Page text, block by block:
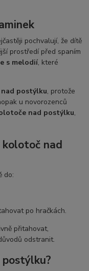
pochvalují, že dítě
prostředí před spaním
s melodií, které
postýlku, protože
u novorozenců
nad postýlku,
kolotoč nad
do:
po hračkách.
přitahovat,
odstranit.